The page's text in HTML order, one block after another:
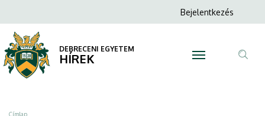
Debreceni
Egyetem
professzora
a
a
tartalomra
Anonim
menüje
Bejelentkezés
DEBRECENI EGYETEM
HÍREK
Címlap